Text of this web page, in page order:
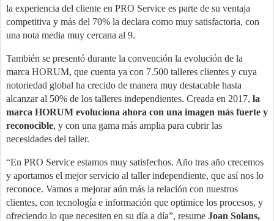
la experiencia del cliente en PRO Service es parte de su ventaja
competitiva y más del 70% la declara como muy satisfactoria, con
una nota media muy cercana al 9.
También se presentó durante la convención la evolución de la
marca HORUM, que cuenta ya con 7.500 talleres clientes y cuya
notoriedad global ha crecido de manera muy destacable hasta
alcanzar al 50% de los talleres independientes. Creada en 2017, la
marca HORUM evoluciona ahora con una imagen más fuerte y
reconocible, y con una gama más amplia para cubrir las
necesidades del taller.
“En PRO Service estamos muy satisfechos. Año tras año crecemos
y aportamos el mejor servicio al taller independiente, que así nos lo
reconoce. Vamos a mejorar aún más la relación con nuestros
clientes, con tecnología e información que optimice los procesos, y
ofreciendo lo que necesiten en su día a día”, resume Joan Solans,